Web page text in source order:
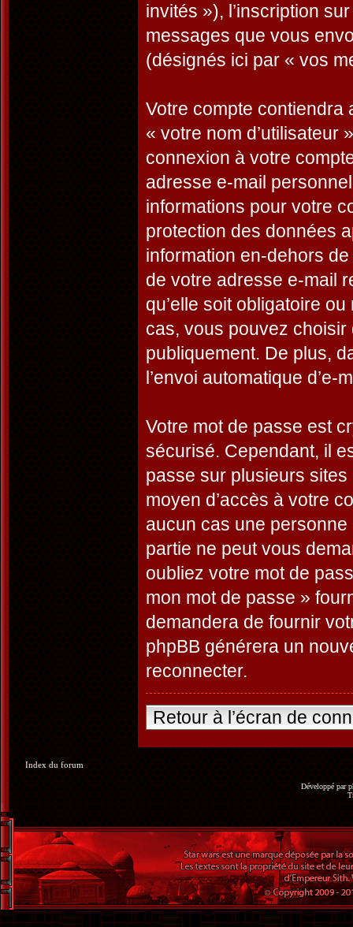
invités »), l’inscription
messages que vous
(désignés ici par « vos
Votre compte contiendra
« votre nom d’utilisateur
connexion à votre
adresse e-mail
informations pour votre
protection des données
information en-dehors
de votre adresse e-mail
qu’elle soit obligatoire
cas, vous pouvez
publiquement. De plus,
l’envoi automatique d’e-
Votre mot de passe est
sécurisé. Cependant, il
passe sur plusieurs
moyen d’accès à votre
aucun cas une
partie ne peut vous
oubliez votre mot de
mon mot de passe »
demandera de fournir
phpBB générera un
reconnecter.
Retour à l’écran de
Index du forum
Développé par